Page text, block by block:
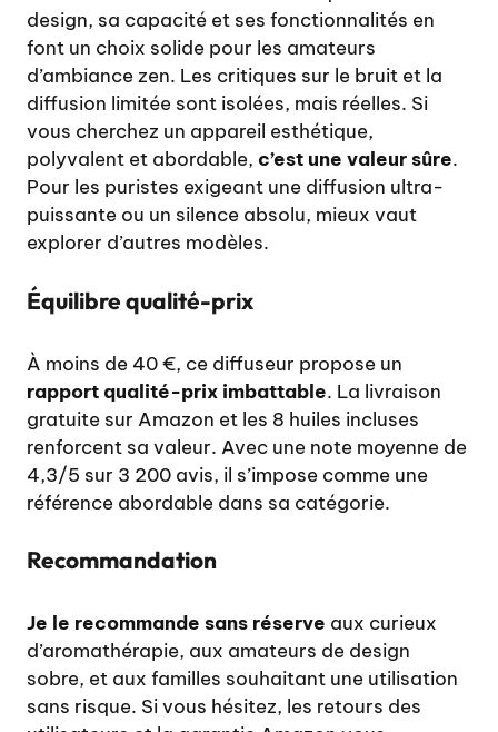
design, sa capacité et ses fonctionnalités en
font un choix solide pour les amateurs
d’ambiance zen. Les critiques sur le bruit et la
diffusion limitée sont isolées, mais réelles. Si
vous cherchez un appareil esthétique,
polyvalent et abordable, c’est une valeur sûre.
Pour les puristes exigeant une diffusion ultra-
puissante ou un silence absolu, mieux vaut
explorer d’autres modèles.
Équilibre qualité-prix
À moins de 40 €, ce diffuseur propose un
rapport qualité-prix imbattable. La livraison
gratuite sur Amazon et les 8 huiles incluses
renforcent sa valeur. Avec une note moyenne de
4,3/5 sur 3 200 avis, il s’impose comme une
référence abordable dans sa catégorie.
Recommandation
Je le recommande sans réserve aux curieux
d’aromathérapie, aux amateurs de design
sobre, et aux familles souhaitant une utilisation
sans risque. Si vous hésitez, les retours des